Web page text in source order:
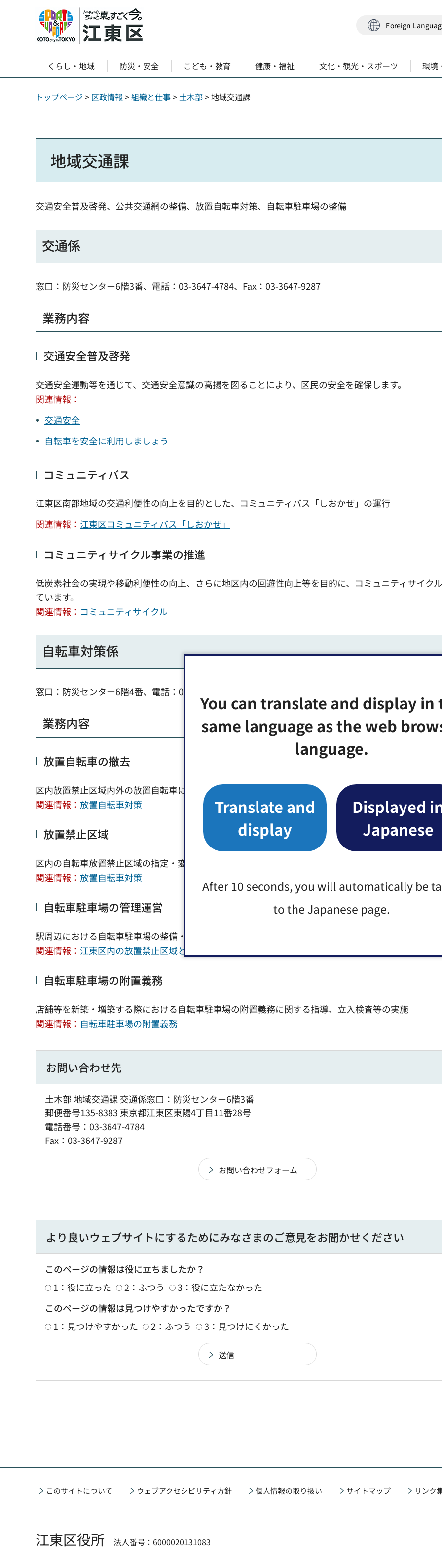
You can translate and display in
same language as the web
language.
Translate and
display
Displayed
Japanese
After 10 seconds, you will automatically be
to the Japanese page.
Foreign
くらし・地域 防災・安全 こども・教育 健康・福祉 文化・観光・スポーツ 環境
トップページ > 区政情報 >組織と仕事>土木部> 地域交通課
地域交通課
交通安全普及啓発、公共交通網の整備、放置自転車対策、自転車駐車場の整備
交通係
窓口：防災センター6階3番、電話：03-3647-4784、Fax：03-3647-9287
業務内容
交通安全普及啓発
交通安全運動等を通じて、交通安全意識の高揚を図ることにより、区民の安全を確保します。
関連情報 ：
交通安全
自転車を安全に利用しましょう
コミュニティバス
江東区南部地域の交通利便性の向上を目的とした、コミュニティバス「しおかぜ」の運行
関連情報： 江東区コミュニティバス「しおかぜ」
コミュニティサイクル事業の推進
低炭素社会の実現や移動利便性の向上、さらに地区内の回遊性向上等を目的に、コミュニティサイク
ています。
関連情報： コミュニティサイクル
自転車対策係
窓口：防災センター6階4番、電話：03-3647-4789、Fax：03-3647-9287
業務内容
放置自転車の撤去
区内放置禁止区域内外の放置自転車に対する警告・指導・整理及び、撤去・移送・返還
関連情報： 放置自転車対策
放置禁止区域
区内の自転車放置禁止区域の指定・変更・解除の実施、標識の設置や告示等広報
関連情報： 放置自転車対策
自転車駐車場の管理運営
駅周辺における自転車駐車場の整備・維持・管理
関連情報： 江東区内の放置禁止区域と自転車駐車場
自転車駐車場の附置義務
店舗等を新築・増築する際における自転車駐車場の附置義務に関する指導、立入検査等の実施
関連情報： 自転車駐車場の附置義務
お問い合わせ先
土木部 地域交通課 交通係窓口：防災センター6階3番
郵便番号135-8383 東京都江東区東陽4丁目11番28号
電話番号：03-3647-4784
Fax：03-3647-9287
より良いウェブサイトにするためにみなさまのご意見をお聞かせください
このページの情報は役に立ちましたか？
1：役に立った
2：ふつう
3：役に立たなかった
このページの情報は見つけやすかったですか？
1：見つけやすかった
2：ふつう 3：見つけにくかった
このサイトについて ウェブアクセシビリティ方針 個人情報の取り扱い サイトマップ リンク
江東区役所 法人番号：6000020131083